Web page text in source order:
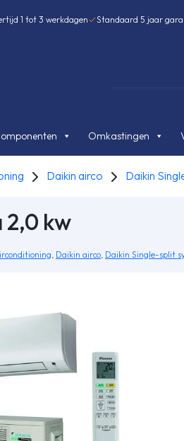
1 tot 3 werkdagen
Standaard 5 jaar
Omkastingen
Daikin airco Daikin
kw
, Daikin airco, Daikin Single-split